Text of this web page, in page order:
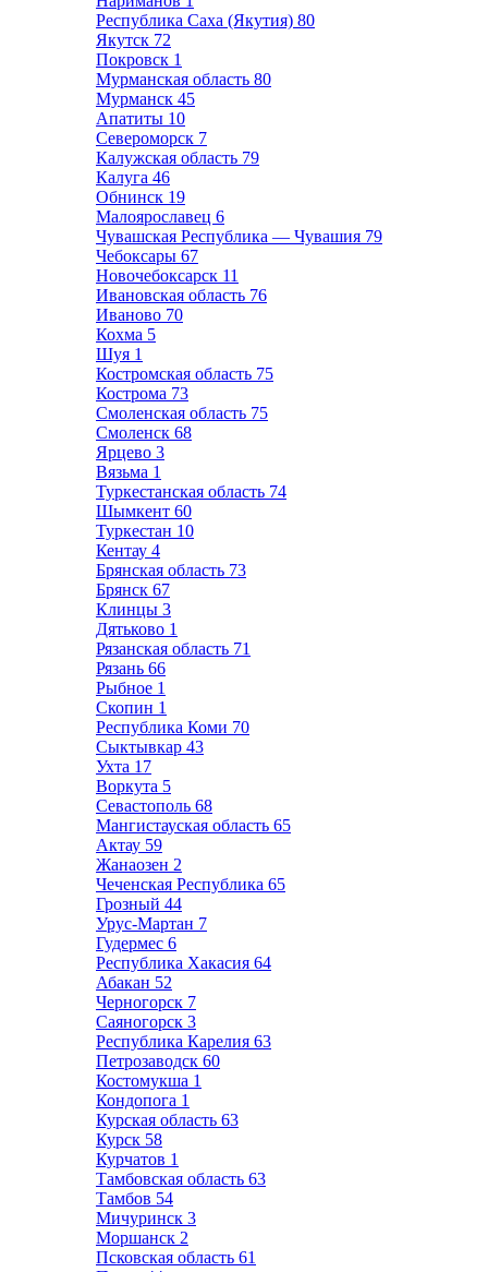
Республика Саха (Якутия) 80
Якутск 72
Покровск 1
Мурманская область 80
Мурманск 45
Апатиты 10
Североморск 7
Калужская область 79
Калуга 46
Обнинск 19
Малоярославец 6
Чувашская Республика — Чувашия 79
Чебоксары 67
Новочебоксарск 11
Ивановская область 76
Иваново 70
Кохма 5
Шуя 1
Костромская область 75
Кострома 73
Смоленская область 75
Смоленск 68
Ярцево 3
Вязьма 1
Туркестанская область 74
Шымкент 60
Туркестан 10
Кентау 4
Брянская область 73
Брянск 67
Клинцы 3
Дятьково 1
Рязанская область 71
Рязань 66
Рыбное 1
Скопин 1
Республика Коми 70
Сыктывкар 43
Ухта 17
Воркута 5
Севастополь 68
Мангистауская область 65
Актау 59
Жанаозен 2
Чеченская Республика 65
Грозный 44
Урус-Мартан 7
Гудермес 6
Республика Хакасия 64
Абакан 52
Черногорск 7
Саяногорск 3
Республика Карелия 63
Петрозаводск 60
Костомукша 1
Кондопога 1
Курская область 63
Курск 58
Курчатов 1
Тамбовская область 63
Тамбов 54
Мичуринск 3
Моршанск 2
Псковская область 61